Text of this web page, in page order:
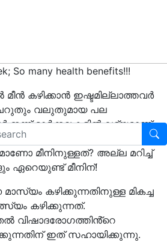
So many health benefits!!!
കഴിക്കാൻ ഇഷ്ടമില്ലാത്തവർ
വലുതുമായ പല
ഇന്ന് മാർക്കറ്റുകളിൽ ലഭ്യമാണ്.
നമ്മൾ കഴിക്കുന്നു.
മീനിനുള്ളത്? അല്ല മറിച്ച്
ഏറെയുണ്ട് മീനിന്!
കഴിക്കുന്നതിനുള്ള മികച്ച
കഴിക്കുന്നത്.
വിഷാദരോഗത്തിൻ്റെ
ഇത് സഹായിക്കുന്നു.